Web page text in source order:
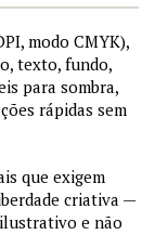
modo CMYK),
texto, fundo,
para sombra,
rápidas sem
que exigem
criativa —
e não